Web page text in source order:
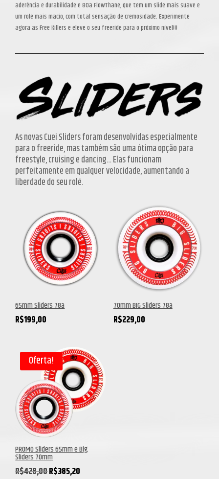
aderência e durabilidade e 80a FlowThane, que tem um slide mais suave e
um rolé mais macio, com total sensação de cremosidade. Experimente
agora as Free Killers e eleve o seu freeride para o próximo nível!!!
As novas Cuei Sliders foram desenvolvidas especialmente
para o freeride, mas também são uma ótima opção para
freestyle, cruising e dancing… Elas funcionam
perfeitamente em qualquer velocidade, aumentando a
liberdade do seu rolé.
65mm Sliders 78a
R$199,00
70mm BIG Sliders 78a
R$229,00
Oferta!
PROMO Sliders 65mm e Big
Sliders 70mm
R$428,00O
R$385,20